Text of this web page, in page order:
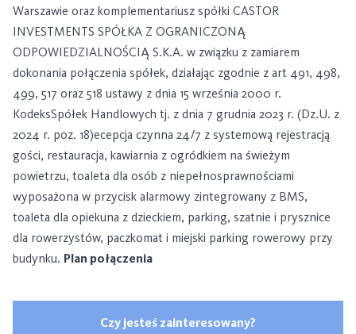
Warszawie oraz komplementariusz spółki CASTOR
INVESTMENTS SPÓŁKA Z OGRANICZONĄ
ODPOWIEDZIALNOŚCIĄ S.K.A. w związku z zamiarem
dokonania połączenia spółek, działając zgodnie z art 491, 498,
499, 517 oraz 518 ustawy z dnia 15 września 2000 r.
KodeksSpółek Handlowych tj. z dnia 7 grudnia 2023 r. (Dz.U. z
2024 r. poz. 18)ecepcja czynna 24/7 z systemową rejestracją
gości, restauracja, kawiarnia z ogródkiem na świeżym
powietrzu, toaleta dla osób z niepełnosprawnościami
wyposażona w przycisk alarmowy zintegrowany z BMS,
toaleta dla opiekuna z dzieckiem, parking, szatnie i prysznice
dla rowerzystów, paczkomat i miejski parking rowerowy przy
budynku. Plan połączenia
Czy jesteś zainteresowany?